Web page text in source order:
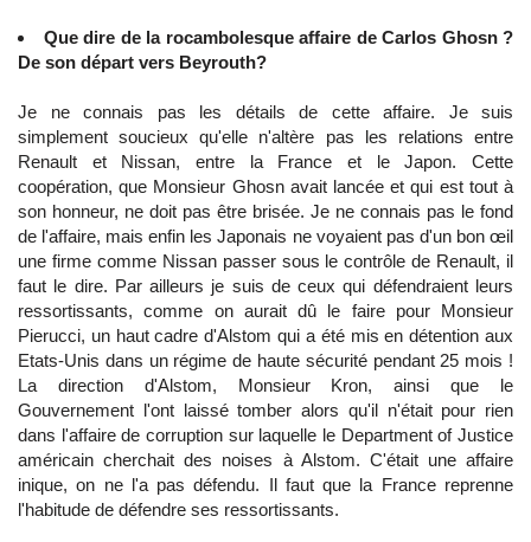
Que dire de la rocambolesque affaire de Carlos Ghosn ?
De son départ vers Beyrouth?
Je ne connais pas les détails de cette affaire. Je suis
simplement soucieux qu'elle n'altère pas les relations entre
Renault et Nissan, entre la France et le Japon. Cette
coopération, que Monsieur Ghosn avait lancée et qui est tout à
son honneur, ne doit pas être brisée. Je ne connais pas le fond
de l'affaire, mais enfin les Japonais ne voyaient pas d'un bon œil
une firme comme Nissan passer sous le contrôle de Renault, il
faut le dire. Par ailleurs je suis de ceux qui défendraient leurs
ressortissants, comme on aurait dû le faire pour Monsieur
Pierucci, un haut cadre d'Alstom qui a été mis en détention aux
Etats-Unis dans un régime de haute sécurité pendant 25 mois !
La direction d'Alstom, Monsieur Kron, ainsi que le
Gouvernement l'ont laissé tomber alors qu'il n'était pour rien
dans l'affaire de corruption sur laquelle le Department of Justice
américain cherchait des noises à Alstom. C'était une affaire
inique, on ne l'a pas défendu. Il faut que la France reprenne
l'habitude de défendre ses ressortissants.